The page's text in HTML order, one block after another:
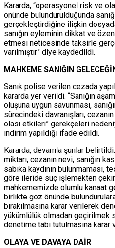
Kararda, “operasyonel risk ve
önünde bulundurulduğunda
gerçekleştirdiğine ilişkin
sanığın eyleminin dikkat ve
etmesi neticesinde taksirle
varılmıştır” diye kaydedildi.
MAHKEME SANIĞIN
Sanık polise verilen cezada
kararda yer verildi. “Sanığın
oluşuna uygun savunması,
sürecindeki davranışları,
olası etkileri” gerekçeleri
indirim yapıldığı ifade edildi.
Kararda, devamla şunlar
miktarı, cezanın nevi, sanığın
sabıka kaydının
göre ileride suç işlemekten
mahkememizde olumlu kanaat
birlikte göz önünde
bırakılmasına karar verilerek
yükümlülük olmadan geçirilmek
denetime tabi tutulmasına karar
OLAYA VE DAVAYA DAİR